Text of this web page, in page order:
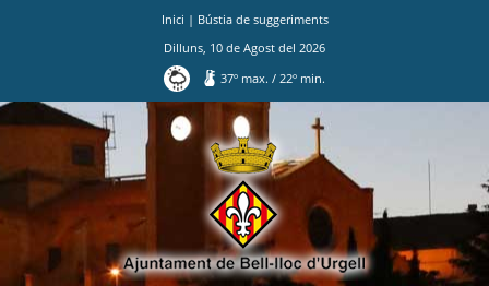
Inici | Bústia de suggeriments
Dilluns 10 de Agost del 2026
37º max./ 22º min.